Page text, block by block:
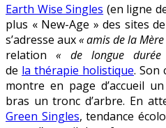
Earth Wise Singles (en ligne
plus « New-Age » des sites
s’adresse aux« amis de la Mère
relation« de longue
de la thérapie holistique. Son
montre en page d’accueil
bras un tronc d’arbre. En
Green Singles, tendance